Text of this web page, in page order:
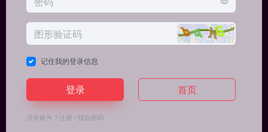
记住我的登录信息
登录 首页
没有账号？ 注册 /找回密码